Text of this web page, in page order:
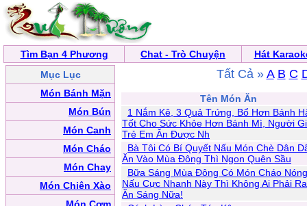
Tìm Bạn 4 Phương Chat - Trò Chuyện
Hát
Mục Lục
Món Bánh Mặn
Món Bún
Món Canh
Món Cháo
Món Chay
Món Chiên Xào
Tất Cả » A B C
Tên Món Ăn
1 Nắm Kê, 3 Quả Trứng, Bổ Hơn Bánh
Tốt Cho Sức Khỏe Hơn Bánh Mì, Người
Trẻ Em Ăn Được Nh
Bà Tôi Có Bí Quyết Nấu Món Chè Dân
Ăn Vào Mùa Đông Thì Ngon Quên Sầu
Bữa Sáng Mùa Đông Có Món Cháo
Nấu Cực Nhanh Này Thì Không Ai Phải
Ăn Sáng Nữa!